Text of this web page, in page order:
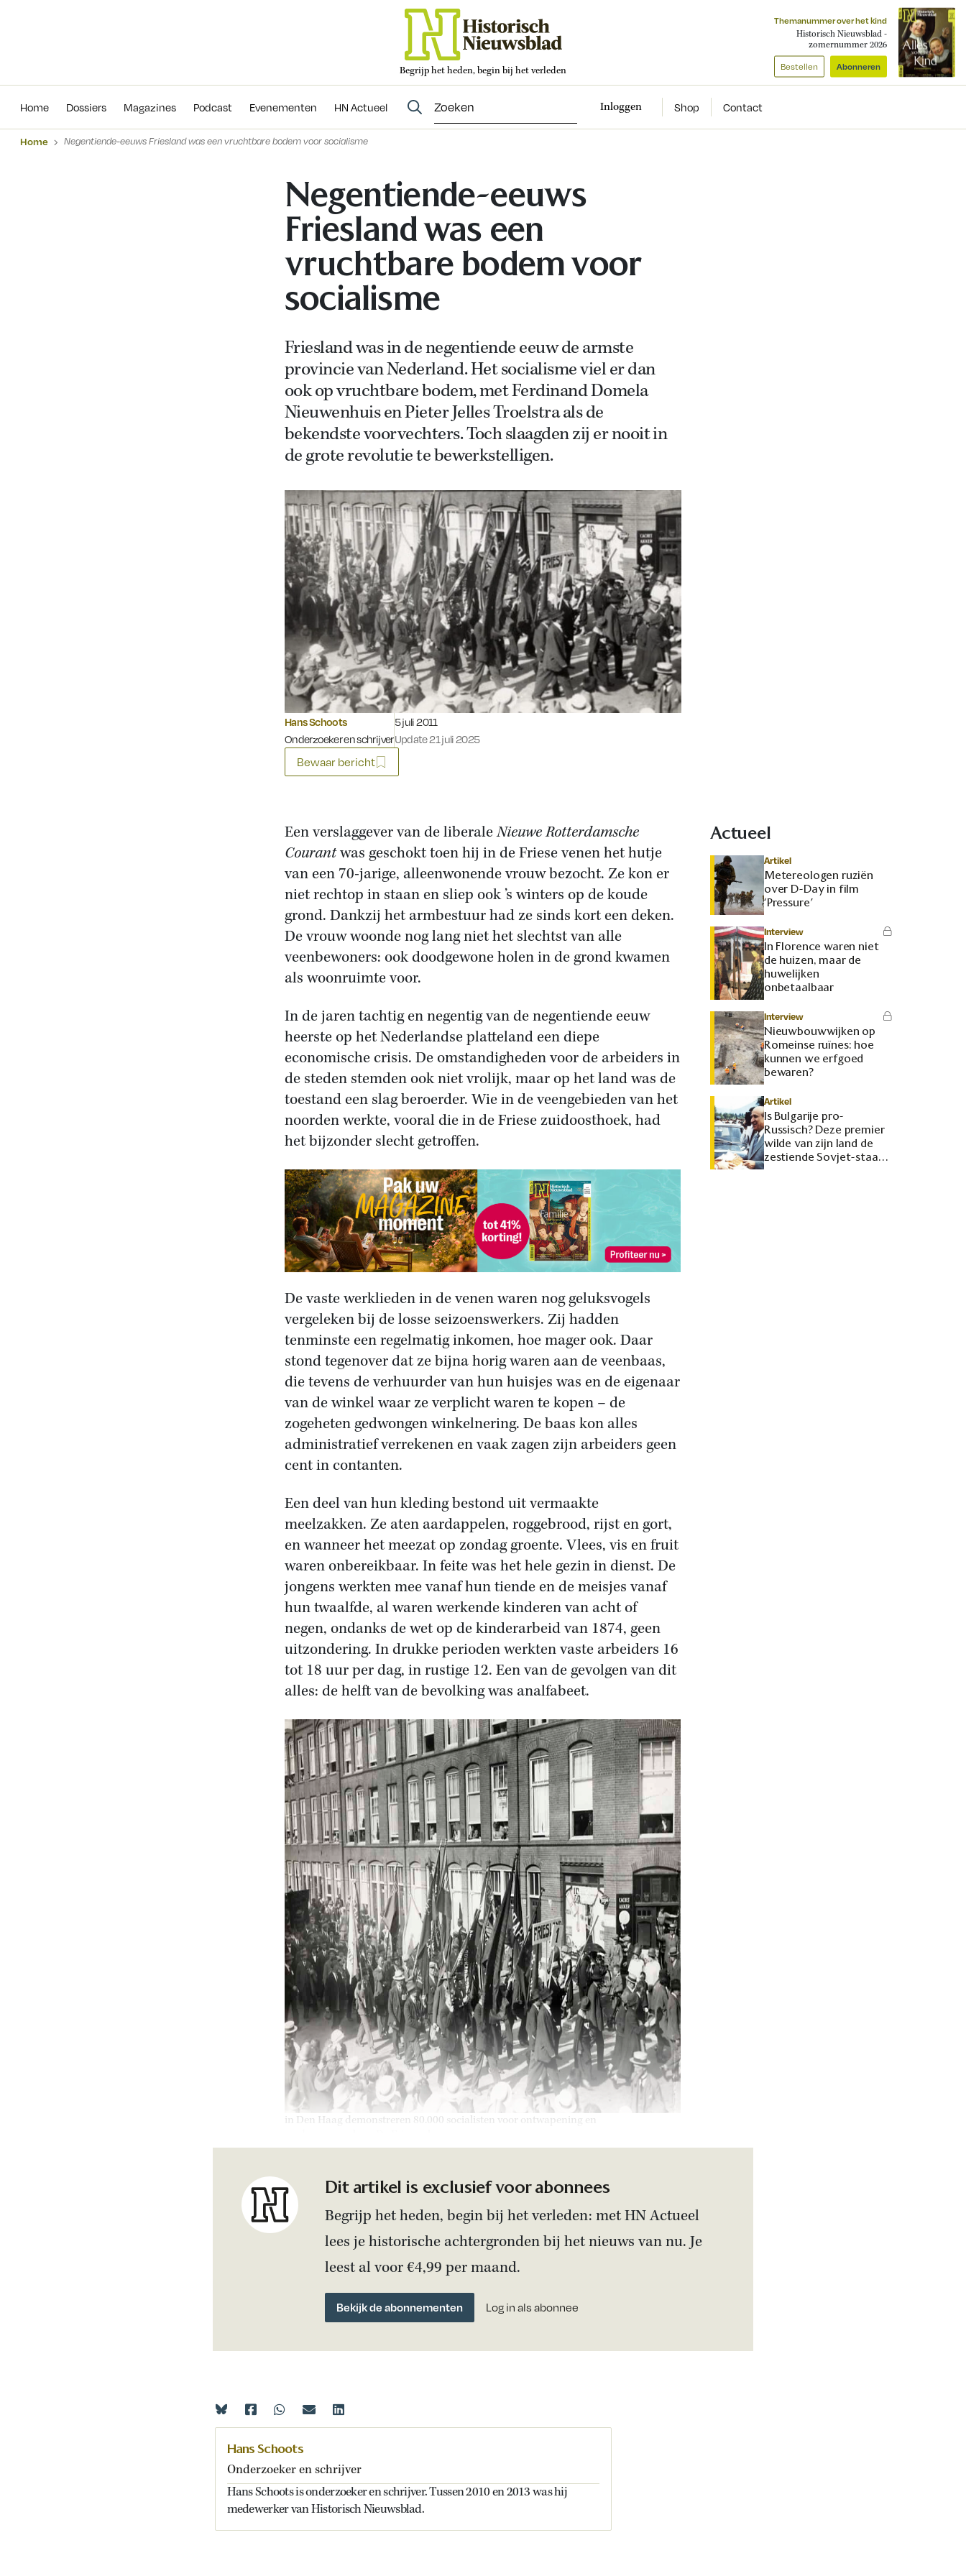
Begrijp het heden, begin bij het verleden
Themanummer over het kind
Historisch Nieuwsblad -
zomernummer 2026
Bestellen Abonneren
Home Dossiers Magazines Podcast Evenementen HN Actueel Inloggen Shop Contact
Evenementen
Home Negentiende-eeuws Friesland was een vruchtbare bodem voor socialisme
Negentiende-eeuws
Friesland was een
vruchtbare bodem voor
socialisme
Friesland was in de negentiende eeuw de armste
provincie van Nederland. Het socialisme viel er dan
ook op vruchtbare bodem, met Ferdinand Domela
Nieuwenhuis en Pieter Jelles Troelstra als de
bekendste voorvechters. Toch slaagden zij er nooit in
de grote revolutie te bewerkstelligen.
Hans Schoots
Onderzoeker en schrijver
Gepubliceerd op:
5 juli 2011
Update 21 juli 2025
Bewaar bericht
Een verslaggever van de liberaleNieuwe Rotterdamsche
Courantwas geschokt toen hij in de Friese venen het hutje
van een 70-jarige, alleenwonende vrouw bezocht. Ze kon er
niet rechtop in staan en sliep ook ’s winters op de koude
grond. Dankzij het armbestuur had ze sinds kort een deken.
De vrouw woonde nog lang niet het slechtst van alle
veenbewoners: ook doodgewone holen in de grond kwamen
als woonruimte voor.
In de jaren tachtig en negentig van de negentiende eeuw
heerste op het Nederlandse platteland een diepe
economische crisis. De omstandigheden voor de arbeiders in
de steden stemden ook niet vrolijk, maar op het land was de
toestand een slag beroerder. Wie in de veengebieden van het
noorden werkte, vooral die in de Friese zuidoosthoek, had
het bijzonder slecht getroffen.
De vaste werklieden in de venen waren nog geluksvogels
vergeleken bij de losse seizoenswerkers. Zij hadden
tenminste een regelmatig inkomen, hoe mager ook. Daar
stond tegenover dat ze bijna horig waren aan de veenbaas,
die tevens de verhuurder van hun huisjes was en de eigenaar
van de winkel waar ze verplicht waren te kopen – de
zogeheten gedwongen winkelnering. De baas kon alles
administratief verrekenen en vaak zagen zijn arbeiders geen
cent in contanten.
Een deel van hun kleding bestond uit vermaakte
meelzakken. Ze aten aardappelen, roggebrood, rijst en gort,
en wanneer het meezat op zondag groente. Vlees, vis en fruit
waren onbereikbaar. In feite was het hele gezin in dienst. De
jongens werkten mee vanaf hun tiende en de meisjes vanaf
hun twaalfde, al waren werkende kinderen van acht of
negen, ondanks de wet op de kinderarbeid van 1874, geen
uitzondering. In drukke perioden werkten vaste arbeiders 16
tot 18 uur per dag, in rustige 12. Een van de gevolgen van dit
alles: de helft van de bevolking was analfabeet.
in Den Haag demonstreren 80.000 socialisten voor ontwapening en
Dit artikel is exclusief voor abonnees
Begrijp het heden, begin bij het verleden: met HN Actueel
lees je historische achtergronden bij het nieuws van nu. Je
leest al voor €4,99 per maand.
Bekijk de abonnementen Log in als abonnee
Actueel
Artikel
Metereologen ruziën
over D-Day in film
‘Pressure’
Interview
In Florence waren niet
de huizen, maar de
huwelijken
onbetaalbaar
Interview
Nieuwbouwwijken op
Romeinse ruïnes: hoe
kunnen we erfgoed
bewaren?
Artikel
Is Bulgarije pro-
Russisch? Deze premier
wilde van zijn land de
zestiende Sovjet-staat
maken
Hans Schoots
Onderzoeker en schrijver
Hans Schoots is onderzoeker en schrijver. Tussen 2010 en 2013 was hij
medewerker van Historisch Nieuwsblad.